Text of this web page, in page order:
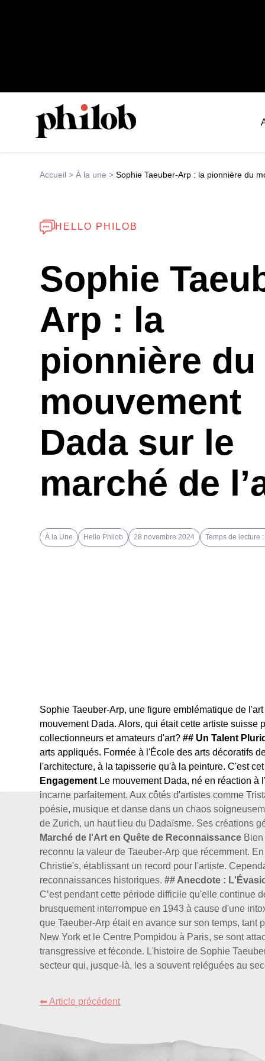
Accueil >À la une >Sophie Taeuber-Arp : la pionnière du
HELLO PHILOB
Sophie
Arp : la
pionnière du
mouvement
Dada sur le
marché de
À la Une Hello Philob 28 novembre 2024 Temps de lecture
Sophie Taeuber-Arp, une figure emblématique de
mouvement Dada. Alors, qui était cette artiste
collectionneurs et amateurs d'art?## Un Talent
arts appliqués. Formée à l'École des arts décoratifs
l'architecture, à la tapisserie qu'à la peinture. C'est
EngagementLe mouvement Dada, né en réaction à
incarne parfaitement. Aux côtés d'artistes comme
poésie, musique et danse dans un chaos
de Zurich, un haut lieu du Dadaïsme. Ses créations
Marché de l'Art en Quête de Reconnaissance
reconnu la valeur de Taeuber-Arp que récemment.
Christie's, établissant un record pour l'artiste.
reconnaissances historiques.## Anecdote :
C’est pendant cette période difficile qu'elle continue
brusquement interrompue en 1943 à cause d'une
que Taeuber-Arp était en avance sur son temps,
New York et le Centre Pompidou à Paris, se sont
transgressive et féconde. L'histoire de Sophie
secteur qui, jusque-là, les a souvent reléguées au
⬅ Article précédent